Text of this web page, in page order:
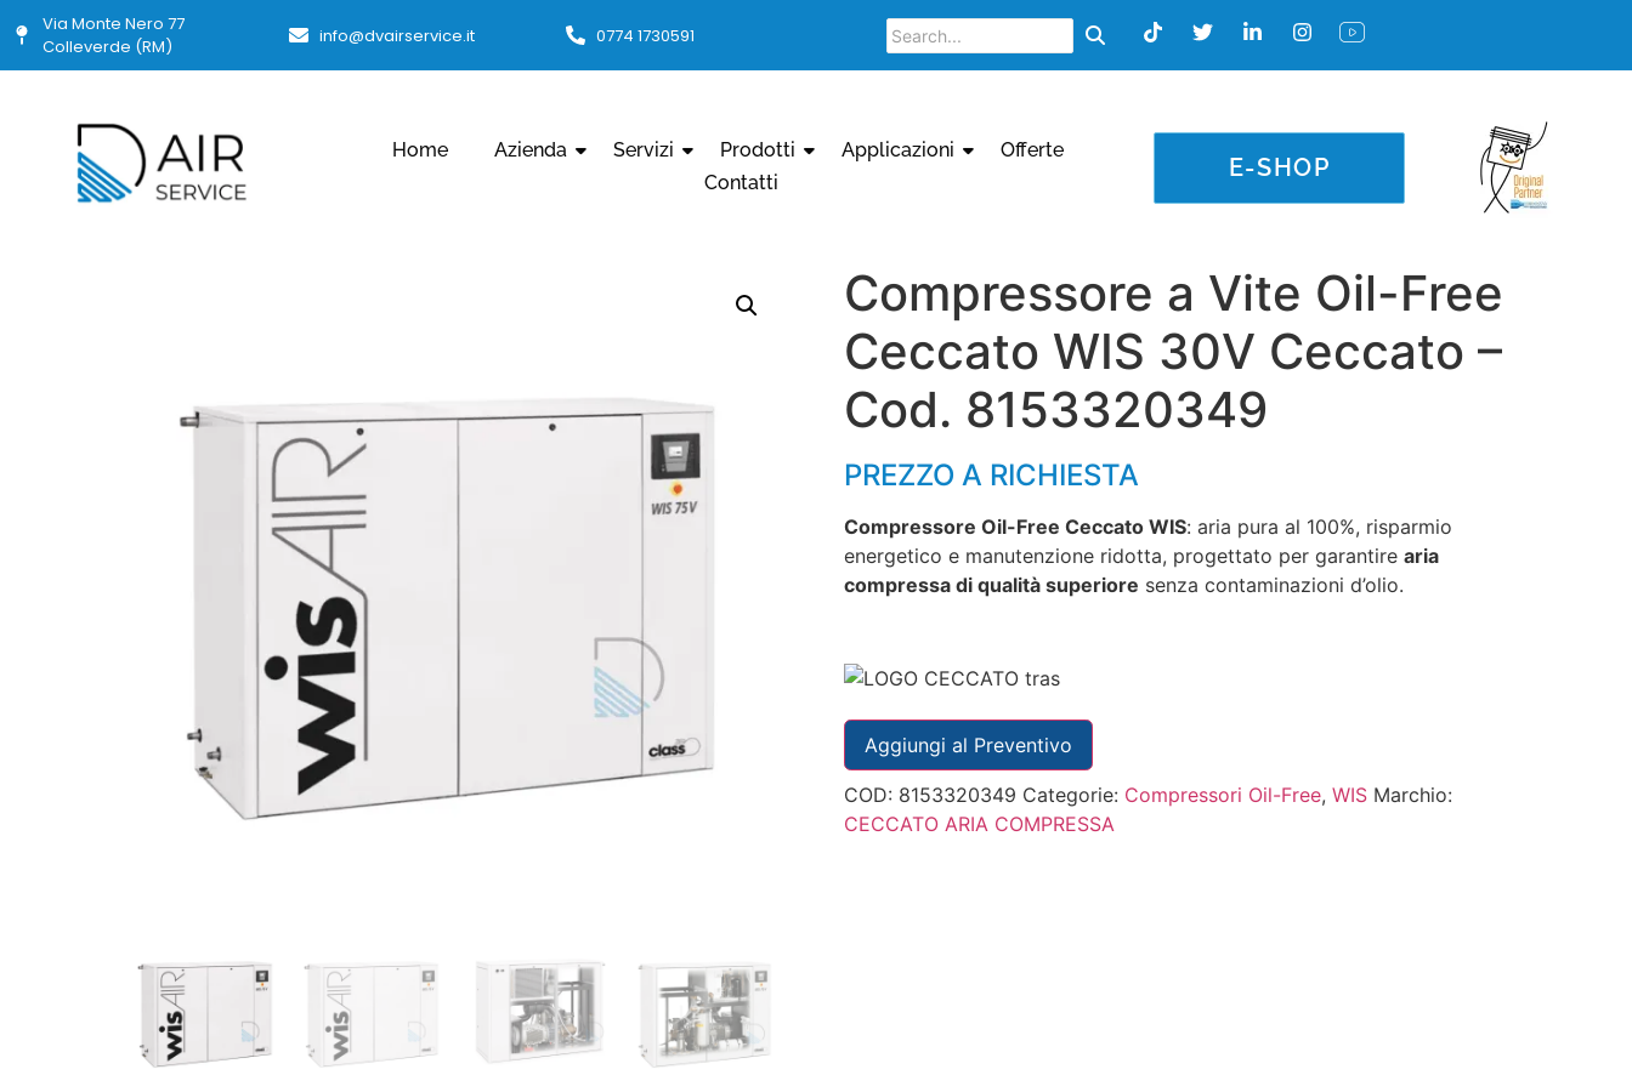
Via Monte Nero 77
Colleverde (RM)
info@dvairservice.it 0774 1730591
Home Azienda Servizi Prodotti Applicazioni
Offerte
Contatti
E-SHOP
Compressore a Vite Oil-Free
Ceccato WIS 30V Ceccato –
Cod. 8153320349
PREZZO A RICHIESTA
Compressore Oil-Free Ceccato WIS: aria pura al 100%, risparmio
energetico e manutenzione ridotta, progettato per garantire aria
compressa di qualità superiore senza contaminazioni d’olio.
Aggiungi al Preventivo
COD: 8153320349 Categorie: Compressori Oil-Free, WIS Marchio:
CECCATO ARIA COMPRESSA